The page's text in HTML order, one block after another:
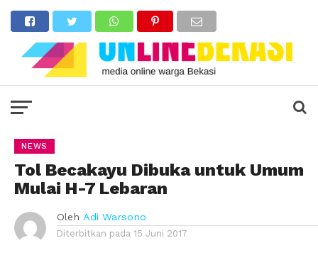
NEWS
Tol Becakayu Dibuka untuk Umum
Mulai H-7 Lebaran
Oleh Adi Warsono
Diterbitkan pada 15 Juni 2017